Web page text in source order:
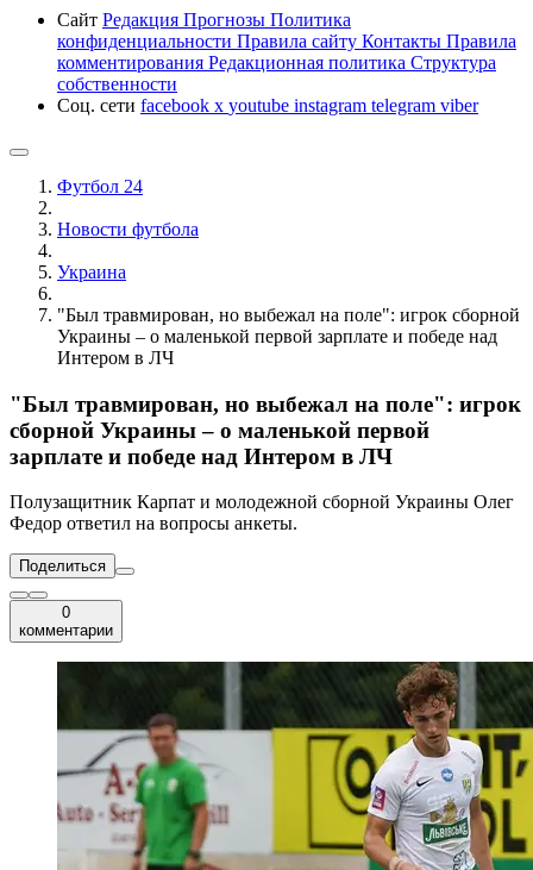
Сайт Редакция Прогнозы Политика
конфиденциальности Правила сайту Контакты Правила
комментирования Редакционная политика Структура
собственности
Соц. сети facebook x youtube instagram telegram viber
Футбол 24
Новости футбола
Украина
"Был травмирован, но выбежал на поле": игрок сборной
Украины – о маленькой первой зарплате и победе над
Интером в ЛЧ
"Был травмирован, но выбежал на поле": игрок
сборной Украины – о маленькой первой
зарплате и победе над Интером в ЛЧ
Полузащитник Карпат и молодежной сборной Украины Олег
Федор ответил на вопросы анкеты.
Поделиться
0
комментарии